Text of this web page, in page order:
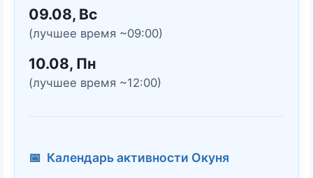
09.08, Вс
(лучшее время ~09:00)
10.08, Пн
(лучшее время ~12:00)
📅 Календарь активности Окуня